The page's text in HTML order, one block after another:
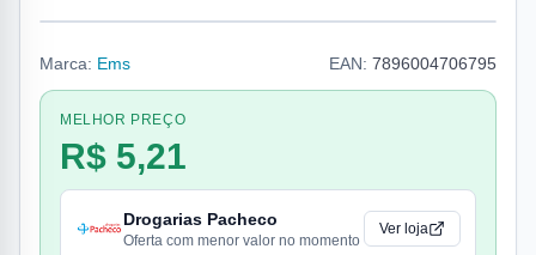
Marca: Ems EAN: 7896004706795
MELHOR PREÇO
R$ 5,21
Drogarias Pacheco
Oferta com menor valor no momento
Ver loja